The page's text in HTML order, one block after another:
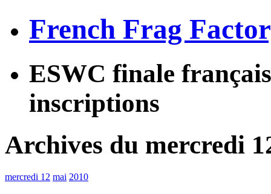
French Frag
ESWC finale
inscriptions
Archives du mercredi
mercredi 12 mai 2010